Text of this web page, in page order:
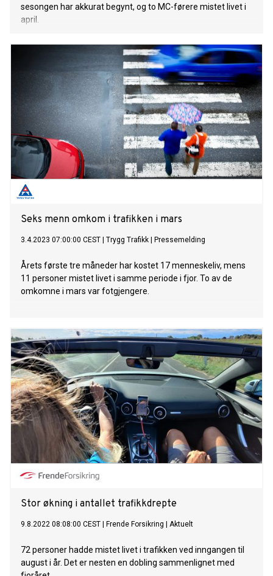
sesongen har akkurat begynt, og to MC-førere mistet livet i
april.
Seks menn omkom i trafikken i mars
3.4.2023 07:00:00 CEST Trygg Trafikk Pressemelding
Årets første tre måneder har kostet 17 menneskeliv, mens
11 personer mistet livet i samme periode i fjor. To av de
omkomne i mars var fotgjengere.
Stor økning i antallet trafikkdrepte
9.8.2022 08:08:00 CEST Frende Forsikring Aktuelt
72 personer hadde mistet livet i trafikken ved inngangen til
august i år. Det er nesten en dobling sammenlignet med